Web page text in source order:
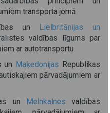
transporta jomā
un
Lielbritānijas un
valdības līgums par
ar autotransportu
un Maķedonijas Republikas
pārvadājumiem ar
un
Melnkalnes valdības